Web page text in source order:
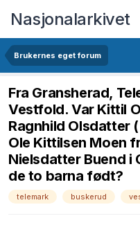
Nasjonalarkivet
Brukernes eget forum
Fra Gransherad,
Vestfold. Var Kittil
Ragnhild Olsdatter
Ole Kittilsen Moen
Nielsdatter Buend i
de to barna født?
telemark buskerud